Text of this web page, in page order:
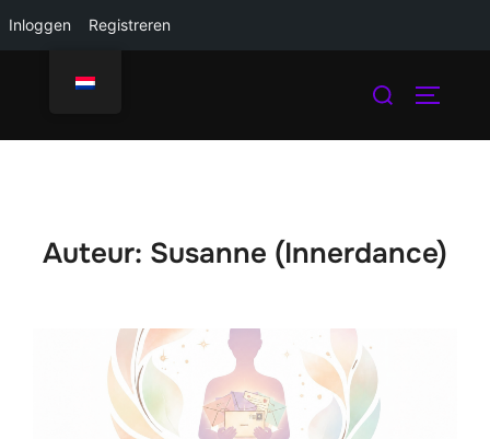
Inloggen Registreren
Zoek
Auteur: Susanne (Innerdance)